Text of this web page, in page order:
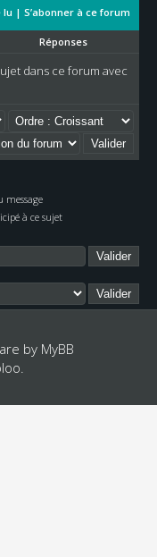
lu | S’abonner à ce forum
Réponses
dans ce forum avec
message
à ce sujet
by MyBB
.